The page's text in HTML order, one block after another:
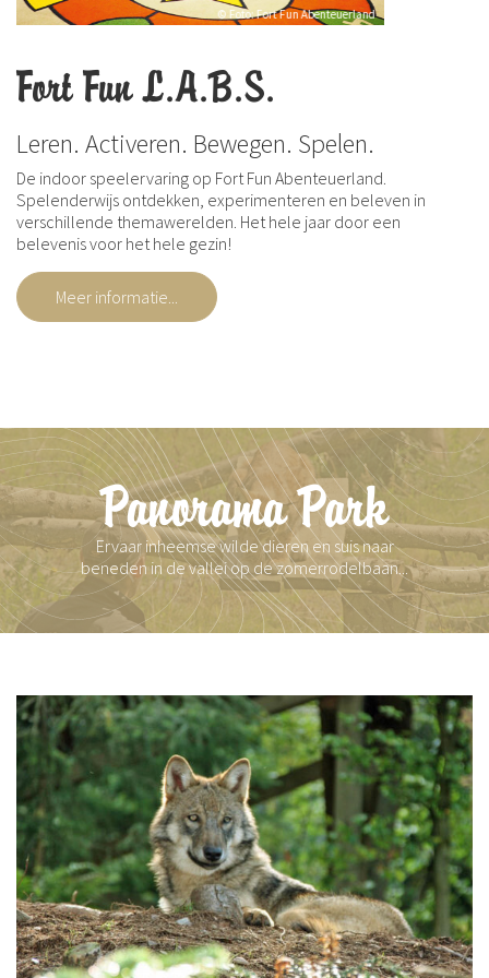
© Foto: Fort Fun Abenteuerland
Fort Fun L.A.B.S.
Leren. Activeren. Bewegen. Spelen.
De indoor speelervaring op Fort Fun Abenteuerland.
Spelenderwijs ontdekken, experimenteren en beleven in
verschillende themawerelden. Het hele jaar door een
belevenis voor het hele gezin!
Meer informatie...
Panorama Park
Ervaar inheemse wilde dieren en suis naar
beneden in de vallei op de zomerrodelbaan...